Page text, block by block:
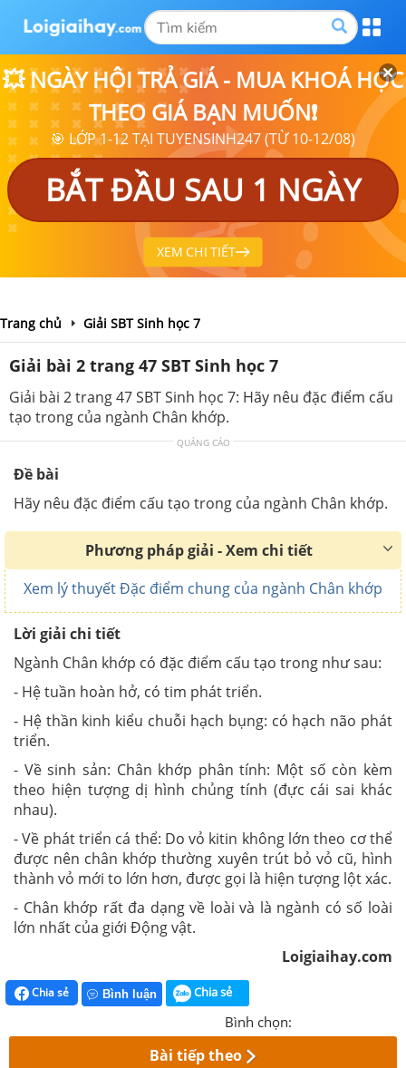
💥 NGÀY HỘI TRẢ GIÁ - MUA KHOÁ HỌC
THEO GIÁ BẠN MUỐN❗
🎯 LỚP 1-12 TẠI TUYENSINH247 (TỪ 10-12/08)
BẮT ĐẦU SAU 1 NGÀY
XEM CHI TIẾT
Trang chủ Giải SBT Sinh học 7
Giải bài 2 trang 47 SBT Sinh học 7
Giải bài 2 trang 47 SBT Sinh học 7: Hãy nêu đặc điểm cấu
tạo trong của ngành Chân khớp.
QUẢNG CÁO
Đề bài
Hãy nêu đặc điểm cấu tạo trong của ngành Chân khớp.
Phương pháp giải - Xem chi tiết
Xem lý thuyết Đặc điểm chung của ngành Chân khớp
Lời giải chi tiết
Ngành Chân khớp có đặc điểm cấu tạo trong như sau:
- Hệ tuần hoàn hở, có tim phát triển.
- Hệ thần kinh kiểu chuỗi hạch bụng: có hạch não phát
triển.
- Về sinh sản: Chân khớp phân tính: Một số còn kèm
theo hiện tượng dị hình chủng tính (đực cái sai khác
nhau).
- Về phát triển cá thể: Do vỏ kitin không lớn theo cơ thể
được nên chân khớp thường xuyên trút bỏ vỏ cũ, hình
thành vỏ mới to lớn hơn, được gọi là hiện tượng lột xác.
- Chân khớp rất đa dạng về loài và là ngành có số loài
lớn nhất của giới Động vật.
Loigiaihay.com
Chia sẻ Bình luận Chia sẻ
Bình chọn:
Bài tiếp theo